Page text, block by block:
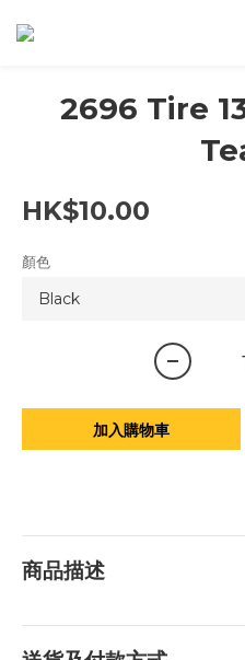
2696 Tire
HK$10.00
顏色
加入購物車
商品描述